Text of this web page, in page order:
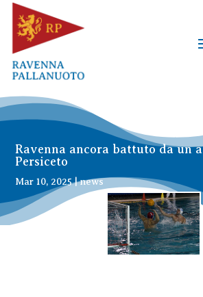
Ravenna ancora battuto da un
Persiceto
Mar 10, 2025|news